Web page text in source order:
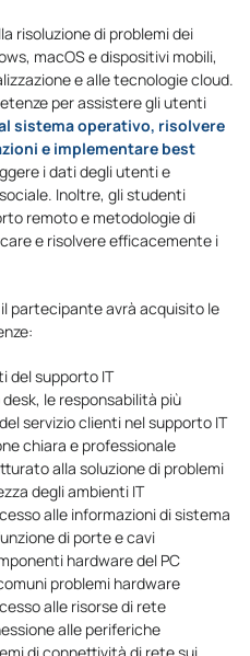
risoluzione di problemi dei
macOS e dispositivi mobili,
e alle tecnologie cloud.
per assistere gli utenti
sistema operativo, risolvere
e implementare best
i dati degli utenti e
Inoltre, gli studenti
remoto e metodologie di
e risolvere efficacemente i
partecipante avrà acquisito le
del supporto IT
le responsabilità più
servizio clienti nel supporto IT
chiara e professionale
alla soluzione di problemi
degli ambienti IT
alle informazioni di sistema
di porte e cavi
hardware del PC
problemi hardware
alle risorse di rete
alle periferiche